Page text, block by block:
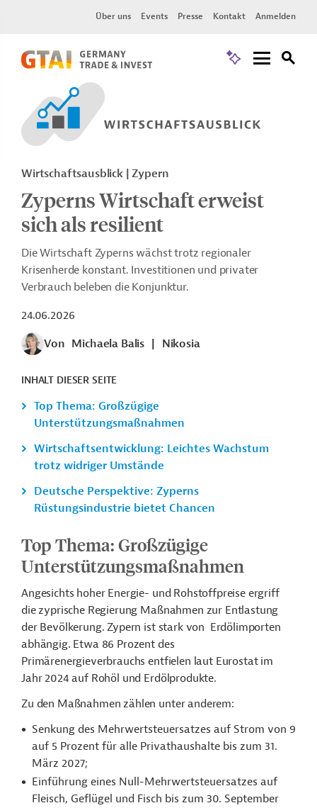
Über uns Events Presse Kontakt Anmelden
Wirtschaftsausblick | Zypern
Zyperns Wirtschaft erweist
sich als resilient
Die Wirtschaft Zyperns wächst trotz regionaler
Krisenherde konstant. Investitionen und privater
Verbrauch beleben die Konjunktur.
24.06.2026
Von Michaela Balis Nikosia
INHALT DIESER SEITE
Top Thema: Großzügige
Unterstützungsmaßnahmen
Wirtschaftsentwicklung: Leichtes Wachstum
trotz widriger Umstände
Deutsche Perspektive: Zyperns
Rüstungsindustrie bietet Chancen
Top Thema: Großzügige
Unterstützungsmaßnahmen
Angesichts hoher Energie- und Rohstoffpreise ergriff
die zyprische Regierung Maßnahmen zur Entlastung
der Bevölkerung. Zypern ist stark von Erdölimporten
abhängig. Etwa 86 Prozent des
Primärenergieverbrauchs entfielen laut Eurostat im
Jahr 2024 auf Rohöl und Erdölprodukte.
Zu den Maßnahmen zählen unter anderem:
Senkung des Mehrwertsteuersatzes auf Strom von 9
auf 5 Prozent für alle Privathaushalte bis zum 31.
März 2027;
Einführung eines Null-Mehrwertsteuersatzes auf
Fleisch, Geflügel und Fisch bis zum 30. September